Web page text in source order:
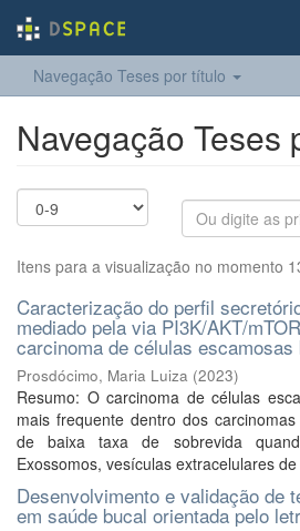
Navegação Teses por título
Navegação Teses
Itens para a visualização no momento
Caracterização do perfil
mediado pela via PI3K/AKT/
carcinoma de células escamosas
Prosdócimo, Maria Luiza (2023)
Resumo: O carcinoma de células
mais frequente dentro dos
de baixa taxa de sobrevida
Exossomos, vesículas extracelulares
Desenvolvimento e validação de
em saúde bucal orientada pelo